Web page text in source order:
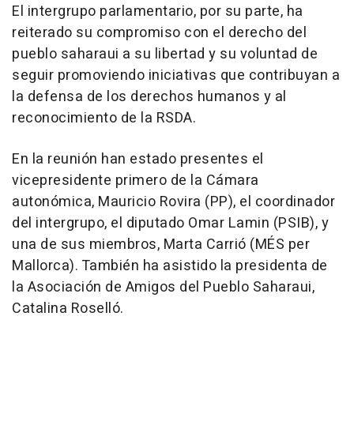
El intergrupo parlamentario, por su parte, ha
reiterado su compromiso con el derecho del
pueblo saharaui a su libertad y su voluntad de
seguir promoviendo iniciativas que contribuyan a
la defensa de los derechos humanos y al
reconocimiento de la RSDA.
En la reunión han estado presentes el
vicepresidente primero de la Cámara
autonómica, Mauricio Rovira (PP), el coordinador
del intergrupo, el diputado Omar Lamin (PSIB), y
una de sus miembros, Marta Carrió (MÉS per
Mallorca). También ha asistido la presidenta de
la Asociación de Amigos del Pueblo Saharaui,
Catalina Roselló.